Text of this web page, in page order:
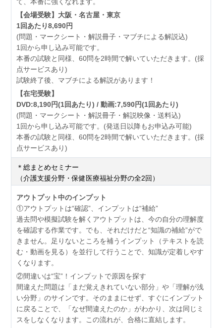
【会場受験】大阪・名古屋・東京
1回あたり8,690円
(問題・マークシート・解説冊子・マブチによる解説込)
1回から申し込み可能です。
本番の試験と同様、60問を2時間で解いていただきます。(採
点サービスあり)
試験終了後、マブチによる解説があります！
【在宅受験】
DVD:8,190円(1回あたり) / 動画:7,590円(1回あたり)
(問題・マークシート・解説冊子・解説映像・送料込)
1回から申し込み可能です。(発送日以降もお申込み可能)
本番の試験と同様、60問を2時間で解いていただきます。(採
点サービスあり)
＊総まとめセミナー
（介護支援分野・保健医療福祉分野の全2回）
アウトプット中のインプット
①アウトプットは“確認”、インプットは“補給”
過去問や模擬試験を解くアウトプットは、今の自分の理解度
を確認する作業です。でも、それだけだと“知識の補給”がで
きません。足りないところを補うインプット（テキストを読
む・動画を見る）を並行して行うことで、知識が定着しやす
くなります。
②間違いは“宝”！インプットで原因を探す
間違えた問題は「まだ覚えきれていない部分」や「理解が浅
い分野」のサインです。そのままにせず、すぐにインプット
に戻ることで、「なぜ間違えたのか」がわかり、次は同じミ
スをしなくなります。この流れが、合格に直結します。